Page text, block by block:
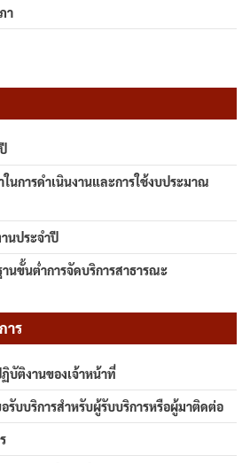
า
นการดำเนินงานและการใช้งบประมาณ
นประจำปี
านขั้นต่ำการจัดบริการสาธารณะ
าร
บัติงานของเจ้าหน้าที่
รับบริการสำหรับผู้รับบริการหรือผู้มาติดต่อ